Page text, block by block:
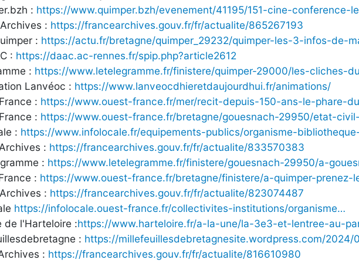
: https://www.quimper.bzh/evenement/41195/151-cine-conference-
: https://francearchives.gouv.fr/fr/actualite/865267193
: https://actu.fr/bretagne/quimper_29232/quimper-les-3-infos-de-
: https://daac.ac-rennes.fr/spip.php?article2612
: https://www.letelegramme.fr/finistere/quimper-29000/les-cliches-
Lanvéoc : https://www.lanveocdhieretdaujourdhui.fr/animations/
: https://www.ouest-france.fr/mer/recit-depuis-150-ans-le-phare-
: https://www.ouest-france.fr/bretagne/gouesnach-29950/etat-
: https://www.infolocale.fr/equipements-publics/organisme-
: https://francearchives.gouv.fr/fr/actualite/833570383
: https://www.letelegramme.fr/finistere/gouesnach-29950/a-
: https://www.ouest-france.fr/bretagne/finistere/a-quimper-prenez-
: https://francearchives.gouv.fr/fr/actualite/823074487
https://infolocale.ouest-france.fr/collectivites-institutions/organisme…
de l'Harteloire :https://www.harteloire.fr/a-la-une/la-3e3-et-lentree-au-
: https://millefeuillesdebretagnesite.wordpress.com/
: https://francearchives.gouv.fr/fr/actualite/816610980